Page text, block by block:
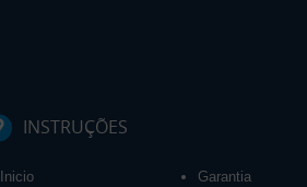
INSTRUÇÕES
Inicio
Garantia